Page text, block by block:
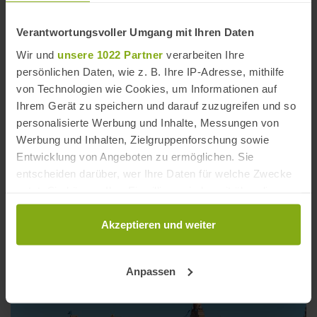
Verantwortungsvoller Umgang mit Ihren Daten
Wir und unsere 1022 Partner verarbeiten Ihre
persönlichen Daten, wie z. B. Ihre IP-Adresse, mithilfe
von Technologien wie Cookies, um Informationen auf
Ihrem Gerät zu speichern und darauf zuzugreifen und so
personalisierte Werbung und Inhalte, Messungen von
Werbung und Inhalten, Zielgruppenforschung sowie
Entwicklung von Angeboten zu ermöglichen. Sie
entscheiden darüber, wer Ihre Daten für welche Zwecke
Cookie-Erklärung oder durch Klicken auf das Privacy
Trigger Symbol ändern oder widerrufen
Informationen über Ihre geografische Lage
können
Akzeptieren und weiter
Anpassen
die Marketing Cookies akzeptieren.
COOKIES ZULASSEN
Reiseziele
CarmonaProvinz Sevilla
Provinz Sevilla Hotels,Paradores in Andalusien